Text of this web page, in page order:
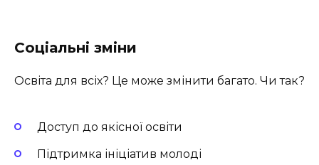
Соціальні зміни
Освіта для всіх? Це може змінити багато. Чи так?
Доступ до якісної освіти
Підтримка ініціатив молоді